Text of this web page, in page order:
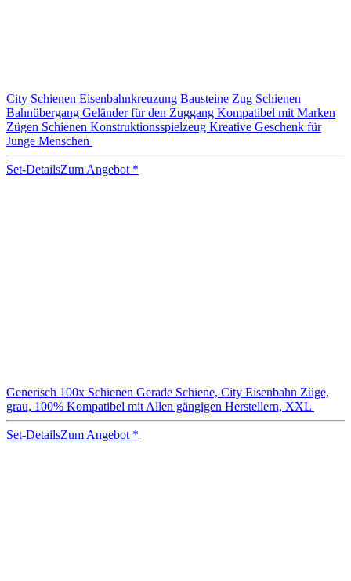
City Schienen Eisenbahnkreuzung Bausteine Zug Schienen
Bahnübergang Geländer für den Zuggang Kompatibel mit Marken
Zügen Schienen Konstruktionsspielzeug Kreative Geschenk für
Junge Menschen
Set-DetailsZum Angebot *
Generisch 100x Schienen Gerade Schiene, City Eisenbahn Züge,
grau, 100% Kompatibel mit Allen gängigen Herstellern, XXL
Set-DetailsZum Angebot *